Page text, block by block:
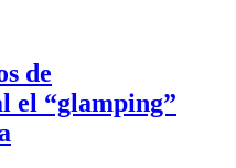
de
el “glamping”